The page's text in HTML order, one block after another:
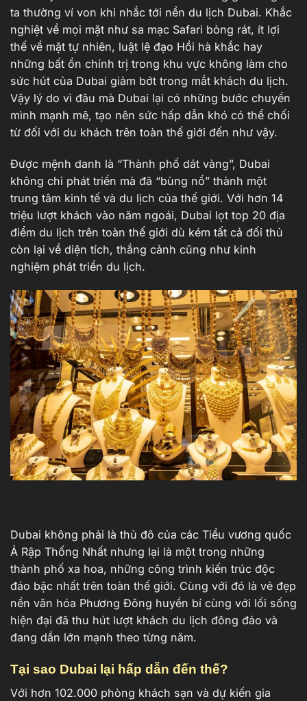
ta thường ví von khi nhắc tới nền du lịch Dubai. Khắc
nghiệt về mọi mặt như sa mạc Safari bỏng rát, ít lợi
thế về mặt tự nhiên, luật lệ đạo Hồi hà khắc hay
những bất ổn chính trị trong khu vực không làm cho
sức hút của Dubai giảm bớt trong mắt khách du lịch.
Vậy lý do vì đâu mà Dubai lại có những bước chuyển
mình mạnh mẽ, tạo nên sức hấp dẫn khó có thể chối
từ đối với du khách trên toàn thế giới đến như vậy.
Được mệnh danh là “Thành phố dát vàng”, Dubai
không chỉ phát triển mà đã “bùng nổ” thành một
trung tâm kinh tế và du lịch của thế giới. Với hơn 14
triệu lượt khách vào năm ngoái, Dubai lọt top 20 địa
điểm du lịch trên toàn thế giới dù kém tất cả đối thủ
còn lại về diện tích, thắng cảnh cũng như kinh
nghiệm phát triển du lịch.
Dubai không phải là thủ đô của các Tiểu vương quốc
Ả Rập Thống Nhất nhưng lại là một trong những
thành phố xa hoa, những công trình kiến trúc độc
đáo bậc nhất trên toàn thế giới. Cùng với đó là vẻ đẹp
nền văn hóa Phương Đông huyền bí cùng với lối sống
hiện đại đã thu hút lượt khách du lịch đông đảo và
đang dần lớn mạnh theo từng năm.
Tại sao Dubai lại hấp dẫn đến thế?
Với hơn 102.000 phòng khách sạn và dự kiến gia